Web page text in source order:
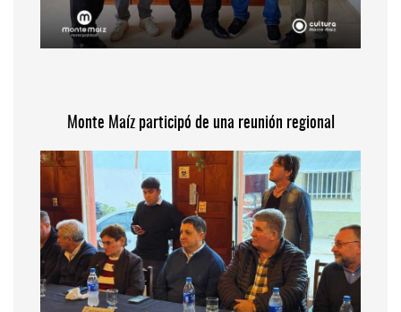
Monte Maíz participó de una reunión regional